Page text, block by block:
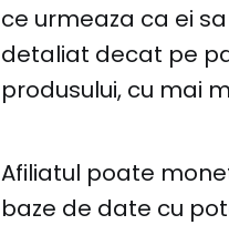
ce urmeaza ca ei
detaliat decat pe
produsului, cu mai
Afiliatul poate
baze de date cu